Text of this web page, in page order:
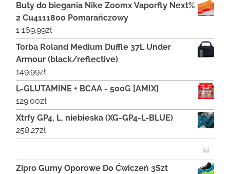
Buty do biegania Nike Zoomx Vaporfly Next%
2 Cu4111800 Pomarańczowy
1 169.99zł
Torba Roland Medium Duffle 37L Under
Armour (black/reflective)
149.99zł
L-GLUTAMINE + BCAA - 500G [AMIX]
129.00zł
Xtrfy GP4, L, niebieska (XG-GP4-L-BLUE)
258.27zł
Zipro Gumy Oporowe Do Ćwiczeń 3Szt